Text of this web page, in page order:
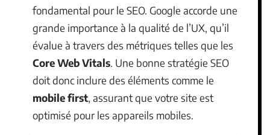
fondamental pour le SEO. Google accorde une
grande importance à la qualité de l’UX, qu’il
évalue à travers des métriques telles que les
Core Web Vitals. Une bonne stratégie SEO
doit donc inclure des éléments comme le
mobile first, assurant que votre site est
optimisé pour les appareils mobiles.